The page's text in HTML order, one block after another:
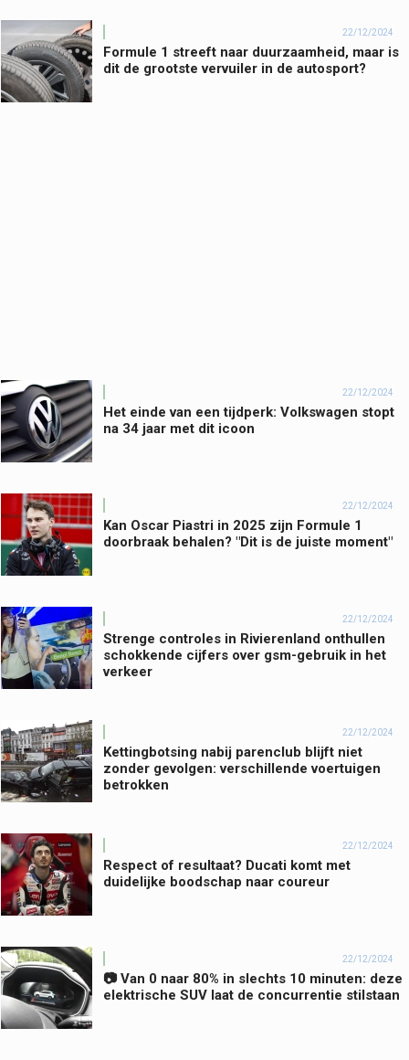
22/12/2024
Formule 1 streeft naar duurzaamheid, maar is
dit de grootste vervuiler in de autosport?
22/12/2024
Het einde van een tijdperk: Volkswagen stopt
na 34 jaar met dit icoon
22/12/2024
Kan Oscar Piastri in 2025 zijn Formule 1
doorbraak behalen? "Dit is de juiste moment"
22/12/2024
Strenge controles in Rivierenland onthullen
schokkende cijfers over gsm-gebruik in het
verkeer
22/12/2024
Kettingbotsing nabij parenclub blijft niet
zonder gevolgen: verschillende voertuigen
betrokken
22/12/2024
Respect of resultaat? Ducati komt met
duidelijke boodschap naar coureur
22/12/2024
📷 Van 0 naar 80% in slechts 10 minuten: deze
elektrische SUV laat de concurrentie stilstaan